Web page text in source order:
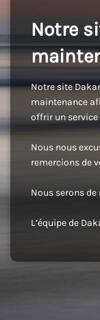
Notre
Notre site
maintenance
offrir un
Nous nous
remercions de
Nous serons
L’équipe de